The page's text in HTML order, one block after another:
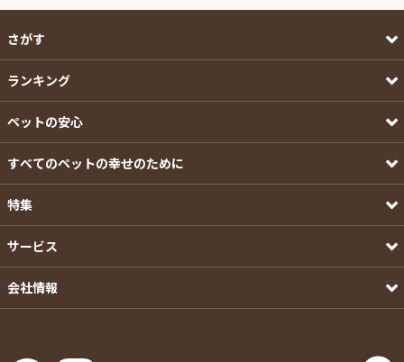
さがす
ランキング
ペットの安心
すべてのペットの幸せのために
特集
サービス
会社情報